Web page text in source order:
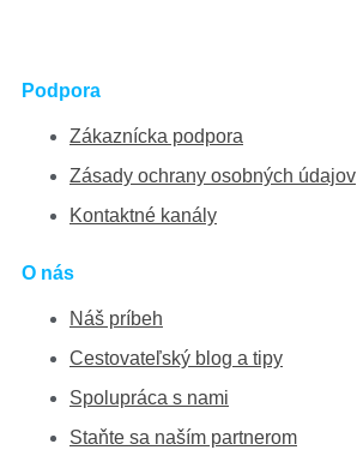
Podpora
Zákaznícka podpora
Zásady ochrany osobných údajov
Kontaktné kanály
O nás
Náš príbeh
Cestovateľský blog a tipy
Spolupráca s nami
Staňte sa naším partnerom